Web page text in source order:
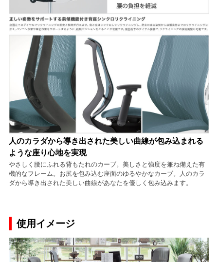
人のカラダから導き出された美しい曲線が包み込まれる
ような座り心地を実現
やさしく腰にふれる背もたれのカーブ。美しさと強度を兼ね備えた有
機的なフレーム。お尻を包み込む座面のゆるやかなカーブ。人のカラ
ダから導き出された美しい曲線があなたを優しく包み込みます。
使用イメージ